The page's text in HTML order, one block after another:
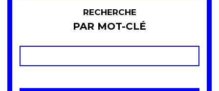
RECHERCHE
PAR MOT-CLÉ